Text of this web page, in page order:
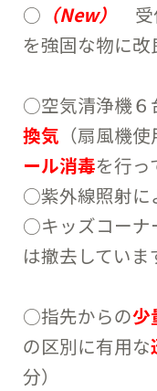
○ （New）
受
を強固な物に改
○空気清浄機６
換気 （扇風機
ール消毒を行っ
○紫外線照射に
○キッズコーナ
は撤去していま
○指先からの少
の区別に有用な
分）